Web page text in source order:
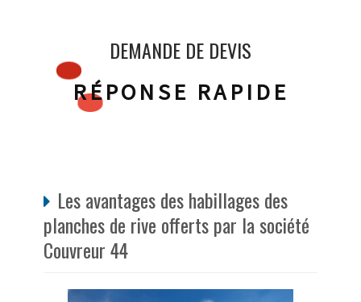
DEMANDE DE DEVIS
RÉPONSE RAPIDE
Les avantages des habillages des
planches de rive offerts par la société
Couvreur 44